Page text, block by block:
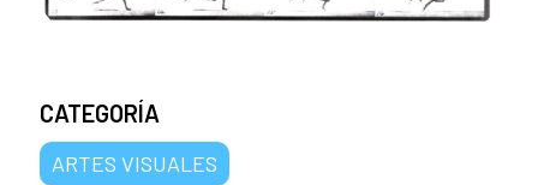
CATEGORÍA
ARTES VISUALES